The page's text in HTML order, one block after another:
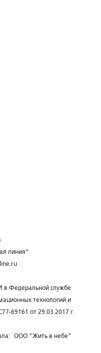
линия"
в Федеральной службе
технологий и
69161 от 29.03.2017 г.
ООО "Жить в небе"